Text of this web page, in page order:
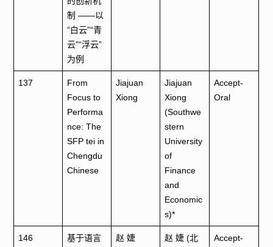
制 ——以
“白云”“青
云”“浮云”
为例
137
From
Focus to
Performa
nce: The
SFP tei in
Chengdu
Chinese
Jiajuan
Xiong
Jiajuan
Xiong
(Southwe
stern
University
of
Finance
and
Economic
s)*
Accept-
Oral
146
基于语言
赵 婕
赵 婕 (北
Accept-